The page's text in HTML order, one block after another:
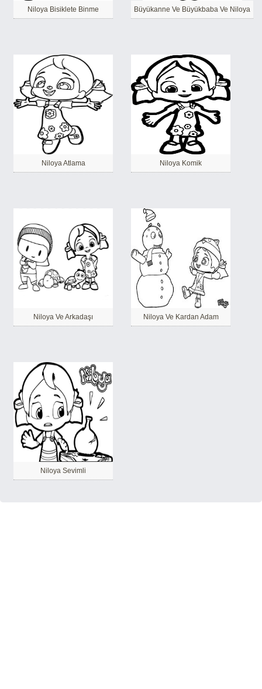
Niloya Bisiklete Binme Büyükanne Ve Büyükbaba Ve Niloya
Niloya Atlama Niloya Komik
Niloya Ve Arkadaşı Niloya Ve Kardan Adam
Niloya Sevimli